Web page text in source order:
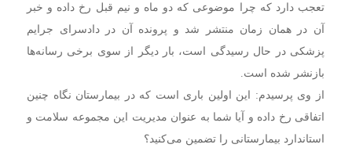
تعجب دارد که چرا موضوعی که دو ماه و نیم قبل رخ داده و خبر
آن در همان زمان منتشر شد و پرونده آن در دادسرای جرایم
پزشکی در حال رسیدگی است، بار دیگر از سوی برخی رسانه‌ها
بازنشر شده است.
از وی پرسیدم: این اولین باری است که در بیمارستان نگاه چنین
اتفاقی رخ داده و آیا شما به عنوان مدیریت این مجموعه سلامت و
استاندارد بیمارستانی را تضمین می‌کنید؟